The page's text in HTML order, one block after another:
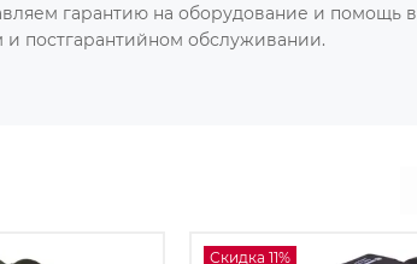
гарантию на оборудование и помощь в
и постгарантийном обслуживании.
Скидка 11%